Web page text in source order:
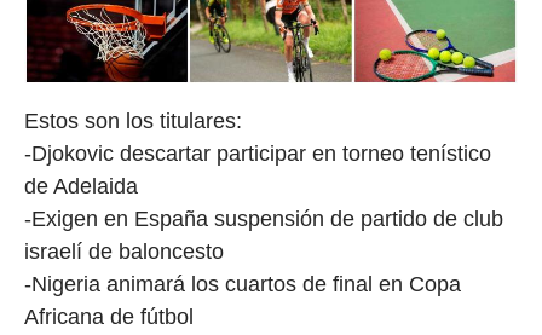
Estos son los titulares:
-Djokovic descartar participar en torneo tenístico
de Adelaida
-Exigen en España suspensión de partido de club
israelí de baloncesto
-Nigeria animará los cuartos de final en Copa
Africana de fútbol